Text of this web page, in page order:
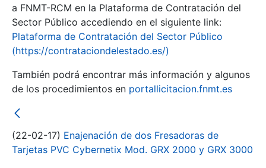
Erakutsi/Ezkutatu
a FNMT-RCM en la Plataforma de Contratación del
Sector Público accediendo en el siguiente link:
Plataforma de Contratación del Sector Público
(https://contrataciondelestado.es/)
También podrá encontrar más información y algunos
de los procedimientos en portallicitacion.fnmt.es
(22-02-17) Enajenación de dos Fresadoras de
Tarjetas PVC Cybernetix Mod. GRX 2000 y GRX 3000